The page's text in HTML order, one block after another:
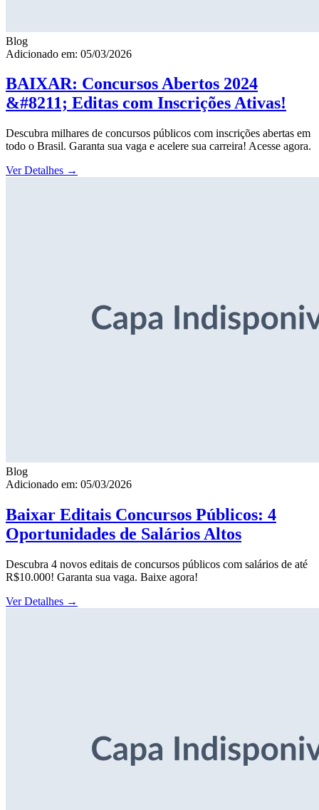
Blog
Adicionado em: 05/03/2026
BAIXAR: Concursos Abertos 2024
&#8211; Editas com Inscrições Ativas!
Descubra milhares de concursos públicos com inscrições abertas em
todo o Brasil. Garanta sua vaga e acelere sua carreira! Acesse agora.
Ver Detalhes →
Blog
Adicionado em: 05/03/2026
Baixar Editais Concursos Públicos: 4
Oportunidades de Salários Altos
Descubra 4 novos editais de concursos públicos com salários de até
R$10.000! Garanta sua vaga. Baixe agora!
Ver Detalhes →